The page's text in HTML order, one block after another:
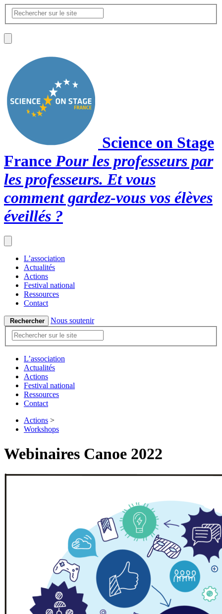
Science on Stage
France Pour les professeurs par
les professeurs. Et vous
comment gardez-vous vos élèves
éveillés ?
L’association
Actualités
Actions
Festival national
Ressources
Contact
Rechercher Nous soutenir
L’association
Actualités
Actions
Festival national
Ressources
Contact
Actions >
Workshops
Webinaires Canoe 2022